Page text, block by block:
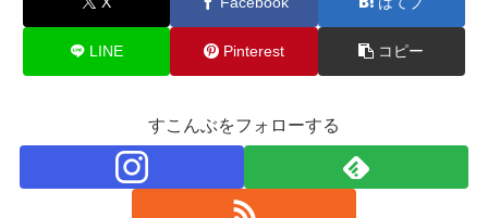
LINE Pinterest コピー
すこんぶをフォローする